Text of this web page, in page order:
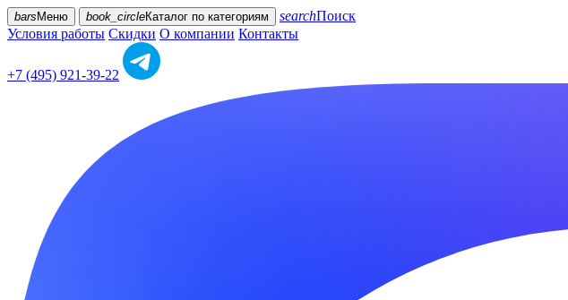
bars Меню book_circleКаталог по категориям searchПоиск
Условия работы Скидки О компании Контакты
+7 (495) 921-39-22